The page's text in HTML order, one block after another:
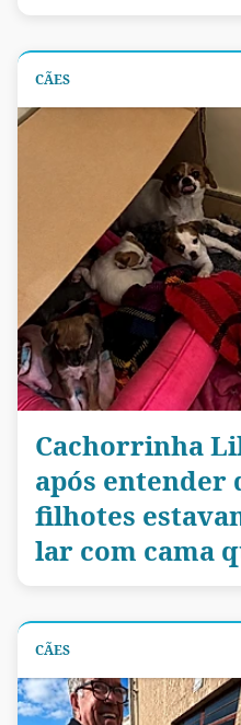
CÃES
Cachorrinha
após entender
filhotes
lar com cama
CÃES